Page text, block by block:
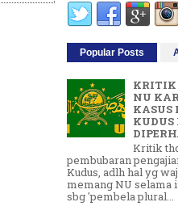
Popular Posts
KRITIK
NU
KASUS
KUDUS
Kritik
pembubaran
Kudus, adlh hal yg
memang NU selama
sbg 'pembela plural...